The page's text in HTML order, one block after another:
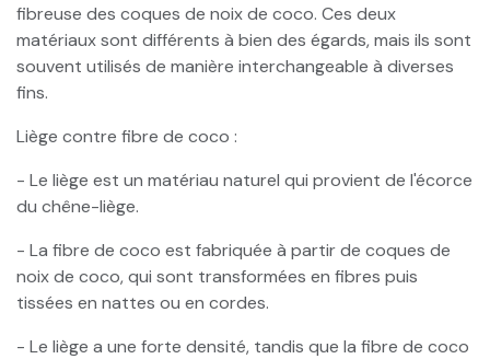
fibreuse des coques de noix de coco. Ces deux
matériaux sont différents à bien des égards, mais ils sont
souvent utilisés de manière interchangeable à diverses
fins.
Liège contre fibre de coco :
- Le liège est un matériau naturel qui provient de l'écorce
du chêne-liège.
- La fibre de coco est fabriquée à partir de coques de
noix de coco, qui sont transformées en fibres puis
tissées en nattes ou en cordes.
- Le liège a une forte densité, tandis que la fibre de coco